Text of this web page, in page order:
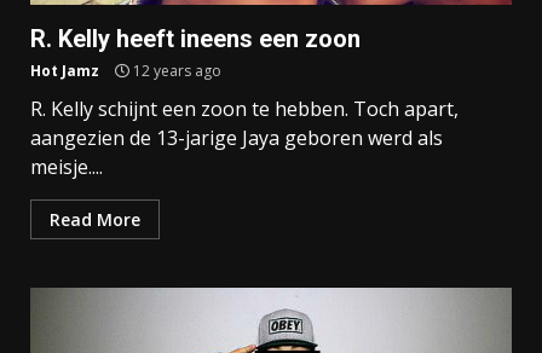
R. Kelly heeft ineens een zoon
Hot Jamz 12 years ago
R. Kelly schijnt een zoon te hebben. Toch apart,
aangezien de 13-jarige Jaya geboren werd als
meisje....
Read More